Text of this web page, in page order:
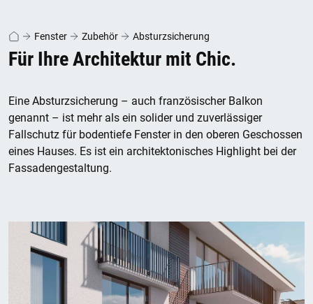
Fenster Zubehör Absturzsicherung
Für Ihre Architektur mit Chic.
Eine Absturzsicherung – auch französischer Balkon
genannt – ist mehr als ein solider und zuverlässiger
Fallschutz für bodentiefe Fenster in den oberen Geschossen
eines Hauses. Es ist ein architektonisches Highlight bei der
Fassadengestaltung.